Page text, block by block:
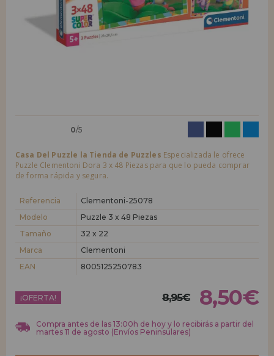
LIQUIDACIONES
Quiero registrarme como
nuevo cliente
nuevo distribuidor
¿Eres Profesional o Empresa?. ¿Quieres vender en tu negocio
condiciones de ventas con descuentos especiales para la distribución.
¡Adelante! Te estábamos esperando.
REGISTRO DISTRIBUIDOR
0/5
Casa Del Puzzle la Tienda de Puzzles Especializada le ofrece
Puzzle Clementoni Dora 3 x 48 Piezas para que lo pueda comprar
de forma rápida y segura.
Referencia
Clementoni-25078
Modelo
Puzzle 3 x 48 Piezas
Tamaño
32 x 22
Marca
Clementoni
EAN
8005125250783
¡OFERTA! 8,95€ 8,50€
Compra antes de las 13:00h de hoy y lo recibirás a partir del
martes 11 de agosto (Envíos Peninsulares)